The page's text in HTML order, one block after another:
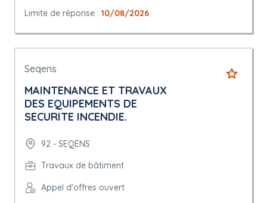
Limite de réponse : 10/08/2026
Seqens
MAINTENANCE ET TRAVAUX
DES EQUIPEMENTS DE
SECURITE INCENDIE.
92 - SEQENS
Travaux de bâtiment
Appel d'offres ouvert